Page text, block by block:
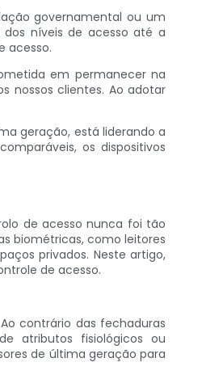
governamental ou um
dos níveis de acesso até a
acesso.
em permanecer na
nossos clientes. Ao adotar
geração, está liderando a
os dispositivos
de acesso nunca foi tão
biométricas, como leitores
privados. Neste artigo,
de acesso.
contrário das fechaduras
atributos fisiológicos ou
de última geração para